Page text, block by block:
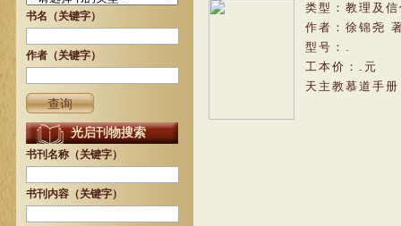
书名（关键字）
作者（关键字）
光启刊物搜索
书刊名称（关键字）
书刊内容（关键字）
类型： 教理及
作者： 徐锦尧
型号： .
工本价： . 元
天主教慕道手册